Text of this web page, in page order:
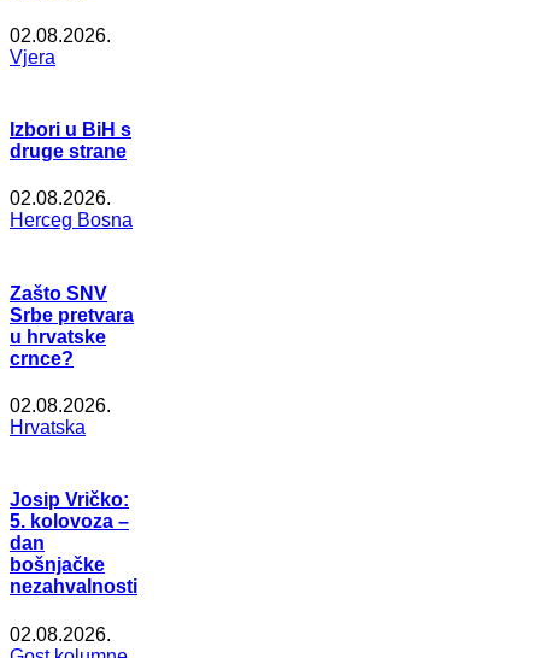
02.08.2026.
Vjera
Izbori u BiH s
druge strane
02.08.2026.
Herceg Bosna
Zašto SNV
Srbe pretvara
u hrvatske
crnce?
02.08.2026.
Hrvatska
Josip Vričko:
5. kolovoza –
dan
bošnjačke
nezahvalnosti
02.08.2026.